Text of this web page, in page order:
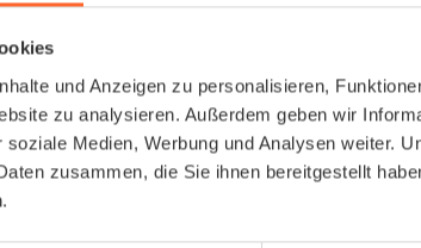
und Anzeigen zu personalisieren,
zu analysieren. Außerdem geben wir
Medien, Werbung und Analysen weiter.
zusammen, die Sie ihnen bereitgestellt
richtig